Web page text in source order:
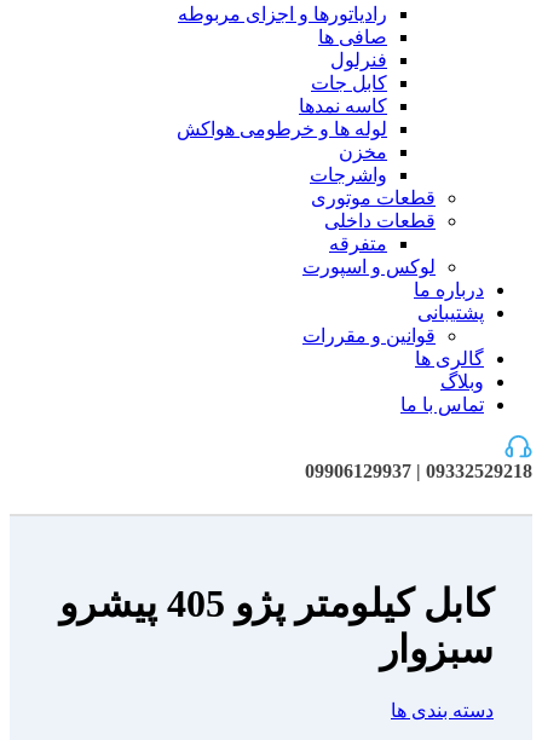
رادیاتورها و اجزای مربوطه
صافی ها
فنرلول
کابل جات
کاسه نمدها
لوله ها و خرطومی هواکش
مخزن
واشرجات
قطعات موتوری
قطعات داخلی
متفرقه
لوکس و اسپورت
درباره ما
پشتیبانی
قوانین و مقررات
گالری ها
وبلاگ
تماس با ما
09332529218 | 09906129937
كابل كيلومتر پژو 405 پیشرو
سبزوار
دسته بندی ها